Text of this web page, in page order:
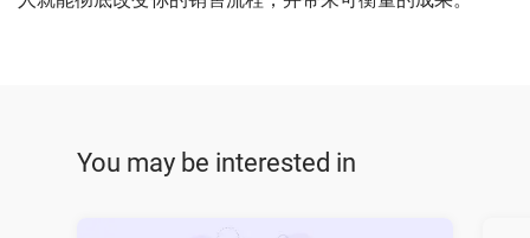
You may be interested in